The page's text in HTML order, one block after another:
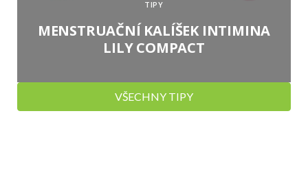
TIPY
MENSTRUAČNÍ KALÍŠEK INTIMINA
LILY COMPACT
VŠECHNY TIPY